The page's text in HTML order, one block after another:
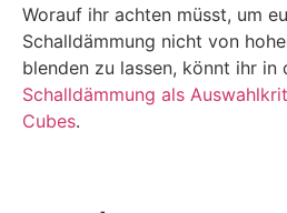
Worauf ihr achten müsst, um
Schalldämmung nicht von
blenden zu lassen, könnt ihr in
Schalldämmung als
Cubes.